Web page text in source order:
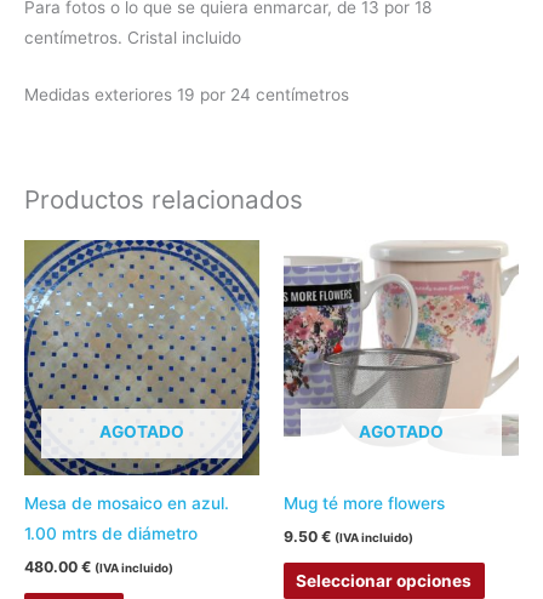
Para fotos o lo que se quiera enmarcar, de 13 por 18
centímetros. Cristal incluido
Medidas exteriores 19 por 24 centímetros
Productos relacionados
AGOTADO
Mesa de mosaico en azul.
1.00 mtrs de diámetro
480.00 € (IVA incluido)
AGOTADO
Mug té more flowers
9.50 € (IVA incluido)
Seleccionar opciones
Este
tiene
Las